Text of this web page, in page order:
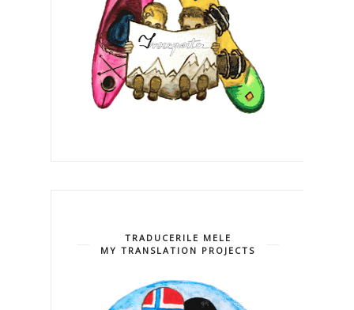
TRADUCERILE MELE
MY TRANSLATION PROJECTS